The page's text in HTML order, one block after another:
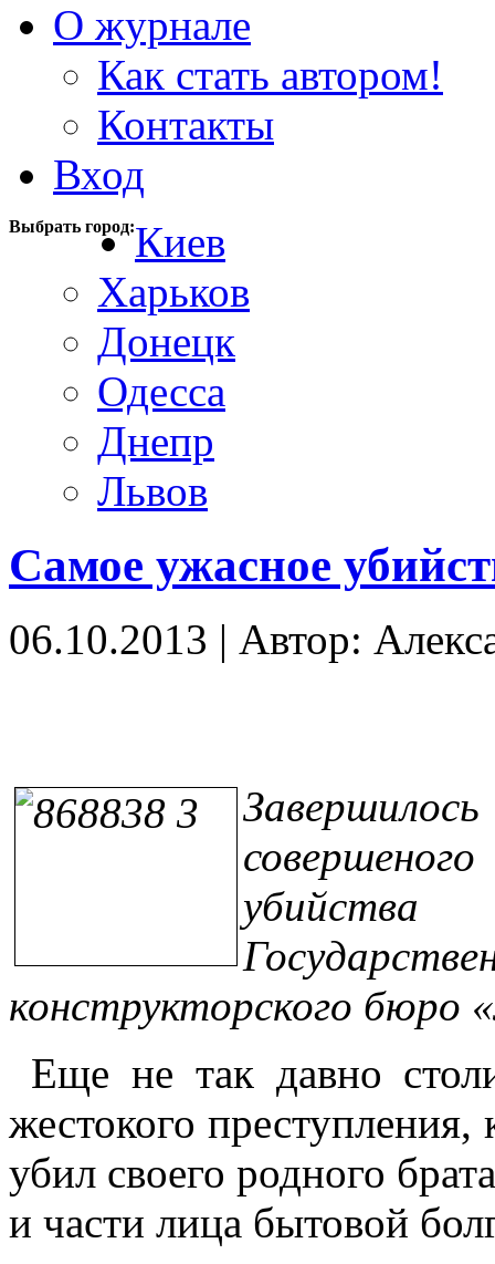
О журнале
Как стать автором!
Контакты
Вход
Выбрать город:Киев
Харьков
Донецк
Одесса
Днепр
Львов
Самое ужасное
06.10.2013 | Автор:
убийства
конструкторского бюро
Еще не так давно
жестокого
убил своего родного
и части лица бытовой